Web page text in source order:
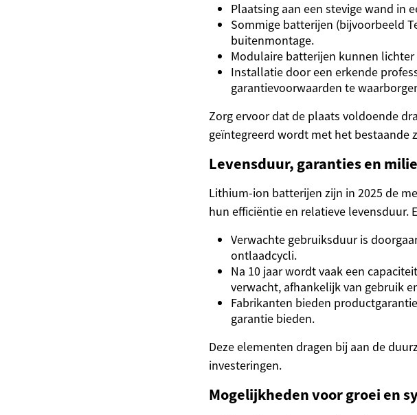
Plaatsing aan een stevige wand in
Sommige batterijen (bijvoorbeeld
buitenmontage.
Modulaire batterijen kunnen
Installatie door een erkende
garantievoorwaarden te
Zorg ervoor dat de plaats voldoende
geïntegreerd wordt met het bestaande
Levensduur, garanties en
Lithium-ion batterijen zijn in 2025 de
hun efficiëntie en relatieve levensduur.
Verwachte gebruiksduur is
ontlaadcycli.
Na 10 jaar wordt vaak een
verwacht, afhankelijk van gebruik
Fabrikanten bieden
garantie bieden.
Deze elementen dragen bij aan de
investeringen.
Mogelijkheden voor groei en